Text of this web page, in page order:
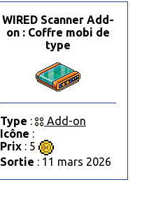
WIRED Scanner Add-
on : Coffre mobi de
type
Type :
Add-on
Icône :
Prix : 5
Sortie : 11 mars 2026